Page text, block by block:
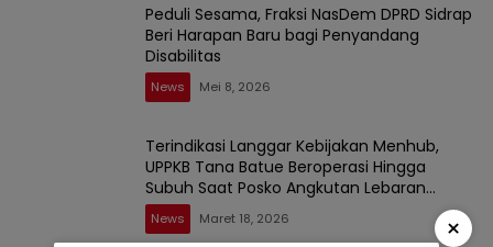
Peduli Sesama, Fraksi NasDem DPRD Sidrap
Beri Harapan Baru bagi Penyandang
Disabilitas
News Mei 8, 2026
Terindikasi Langgar Kebijakan Menhub,
UPPKB Tana Batue Beroperasi Hingga
Subuh Saat Posko Angkutan Lebaran
Berlangsung
News Maret 18, 2026 ×